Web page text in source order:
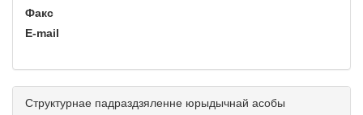
Факс
E-mail
Структурнае падраздзяленне юрыдычнай асобы